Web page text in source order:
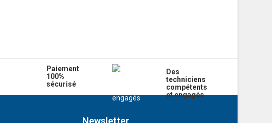
Paiement
100%
sécurisé
Des
techniciens
compétents
et engagés
Newsletter